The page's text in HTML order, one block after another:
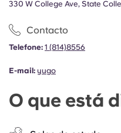
330 W College Ave, State
Contacto
Telefone: 1 (814)8556
E-mail: yugo
O que está